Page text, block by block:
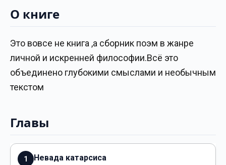
О книге
Это вовсе не книга ,а сборник поэм в жанре
личной и искренней философии.Всё это
объединено глубокими смыслами и необычным
текстом
Главы
1 Невада катарсиса